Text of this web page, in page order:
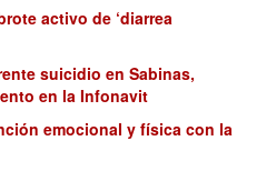
activo de ‘diarrea
suicidio en Sabinas,
en la Infonavit
emocional y física con la